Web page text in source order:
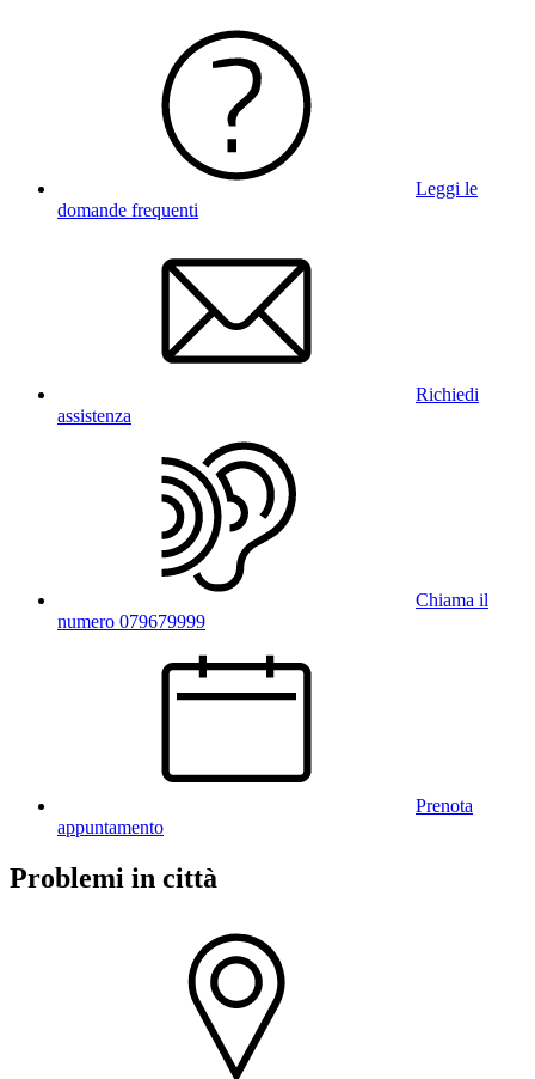
Leggi le
domande frequenti
Richiedi
assistenza
Chiama il
numero 079679999
Prenota
appuntamento
Problemi in città